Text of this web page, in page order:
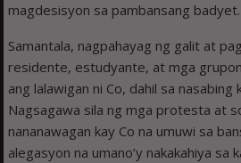
magdesisyon sa pambansang badyet.
Samantala, nagpahayag ng galit at
residente, estudyante, at mga
ang lalawigan ni Co, dahil sa
Nagsagawa sila ng mga protesta at
nananawagan kay Co na umuwi sa
alegasyon na umano’y nakakahiya sa